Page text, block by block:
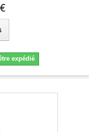
expédié